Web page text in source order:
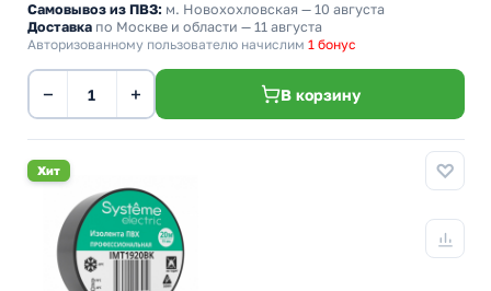
Самовывоз из ПВЗ: м. Новохохловская — 10 августа
Доставка по Москве и области — 11 августа
Авторизованному пользователю начислим 1 бонус
− + В корзину
Хит